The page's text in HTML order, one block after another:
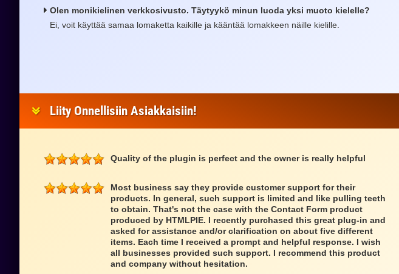
Olen monikielinen verkkosivusto. Täytyykö minun luoda yksi muoto kielelle?
Ei, voit käyttää samaa lomaketta kaikille ja kääntää lomakkeen näille kielille.
Liity Onnellisiin Asiakkaisiin!
Quality of the plugin is perfect and the owner is really helpful
Most business say they provide customer support for their
products. In general, such support is limited and like pulling teeth
to obtain. That's not the case with the Contact Form product
produced by HTMLPIE. I recently purchased this great plug-in and
asked for assistance and/or clarification on about five different
items. Each time I received a prompt and helpful response. I wish
all businesses provided such support. I recommend this product
and company without hesitation.